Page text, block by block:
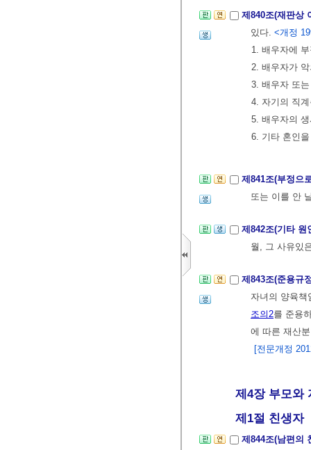
제840조(재판상
있다. <개정
1. 배우자에
2. 배우자가
3. 배우자 또
4. 자기의 직
5. 배우자의
6. 기타 혼인
제841조(부정으
또는 이를 안
제842조(기타
월, 그 사유있
제843조(준용규
자녀의 양육
조의2를 준용
에 따른 재산
[전문개정
제4장 부모와
제1절 친생자
제844조(남편의